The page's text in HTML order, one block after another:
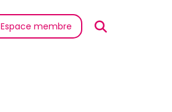
Espace membre